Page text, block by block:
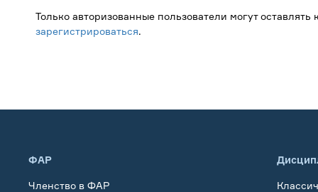
Только авторизованные пользователи могут
зарегистрироваться.
ФАР
Членство в ФАР